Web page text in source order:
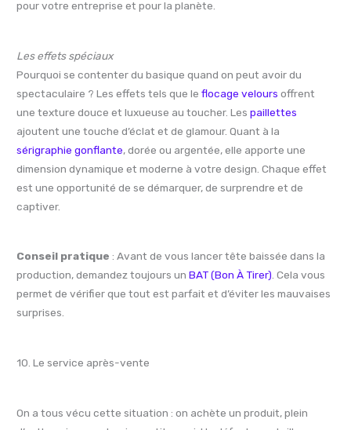
pour votre entreprise et pour la planète.
Les effets spéciaux
Pourquoi se contenter du basique quand on peut avoir du
spectaculaire ? Les effets tels que leflocage velours offrent
une texture douce et luxueuse au toucher. Lespaillettes
ajoutent une touche d’éclat et de glamour. Quant à la
sérigraphie gonflante, dorée ou argentée, elle apporte une
dimension dynamique et moderne à votre design. Chaque effet
est une opportunité de se démarquer, de surprendre et de
captiver.
Conseil pratique : Avant de vous lancer tête baissée dans la
production, demandez toujours unBAT (Bon À Tirer). Cela vous
permet de vérifier que tout est parfait et d’éviter les mauvaises
surprises.
10. Le service après-vente
On a tous vécu cette situation : on achète un produit, plein